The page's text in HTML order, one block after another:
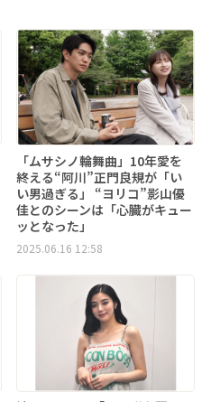
「ムサシノ輪舞曲」10年愛を
終える“阿川”正門良規が「い
い男過ぎる」 “ヨリコ”影山優
佳とのシーンは「心臓がキュー
ッとなった」
2025.06.16 12:58